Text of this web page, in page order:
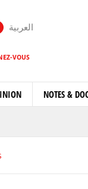
العربية
VOUS
NOTES &